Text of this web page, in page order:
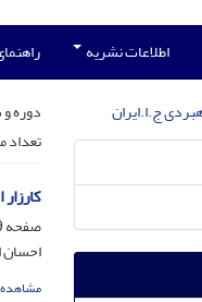
اطلاعات نشریه
دوره
تعداد
صفحه
احسان
مشاهده